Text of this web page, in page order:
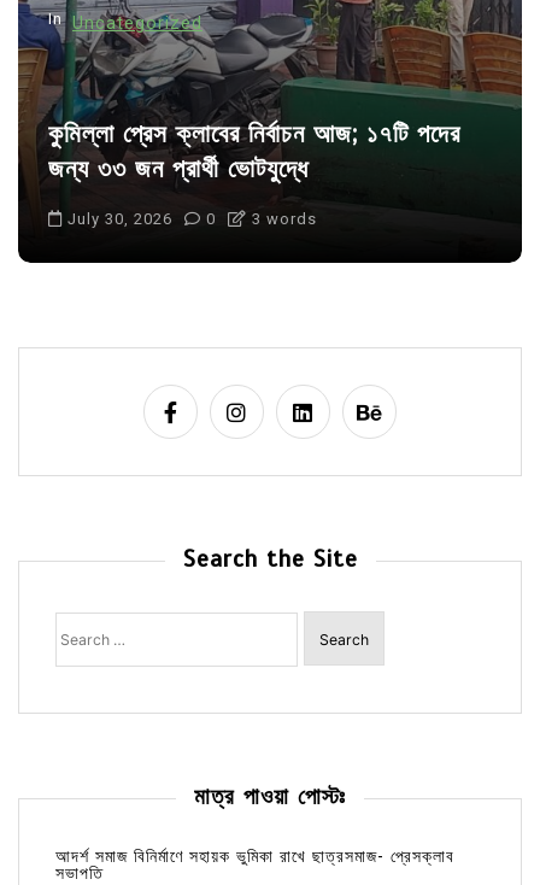
In Uncategorized
কুমিল্লা প্রেস ক্লাবের নির্বাচন আজ; ১৭টি পদের
জন্য ৩৩ জন প্রার্থী ভোটযুদ্ধে
July 30, 2026 0 3 words
Search the Site
Search
for:
মাত্র পাওয়া পোস্টঃ
আদর্শ সমাজ বিনির্মাণে সহায়ক ভুমিকা রাখে ছাত্রসমাজ- প্রেসক্লাব
সভাপতি